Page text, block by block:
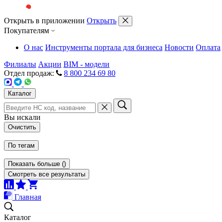
Открыть в приложении Открыть
Покупателям
О нас Инструменты портала для бизнеса Новости Оплата
Филиалы Акции BIM - модели
Отдел продаж:
8 800 234 69 80
Каталог
Вы искали
Очистить
По тегам
Показать больше ()
Смотреть все результаты
Главная
Каталог